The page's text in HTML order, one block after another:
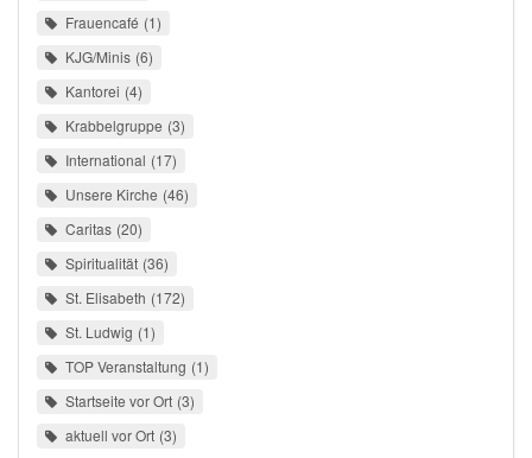
Frauencafé 1
KJG/Minis 6
Kantorei 4
Krabbelgruppe 3
International 17
Unsere Kirche 46
Caritas 20
Spiritualität 36
St. Elisabeth 172
St. Ludwig 1
TOP Veranstaltung 1
Startseite vor Ort 3
aktuell vor Ort 3